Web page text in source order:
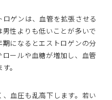
ゲンは、血管を拡張させる
性よりも低いことが多いで
になるとエストロゲンの分
ールや血糖が増加し、血管
。
血圧も乱高下します。若い